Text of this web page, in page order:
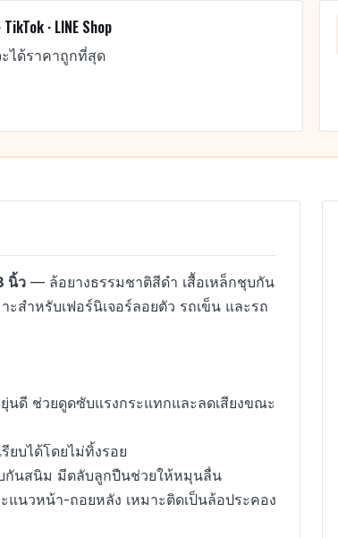
· LINE Shop
ได้ราคาถูกที่สุด
นิ้ว— ล้อยางธรรมชาติสีดำ เสื้อเหล็กชุบกัน
สำหรับเฟอร์นิเจอร์ลอยตัว รถเข็น และรถ
นดี ช่วยดูดซับแรงกระแทกและลดเสียงขณะ
ยบได้โดยไม่ทิ้งรอย
กันสนิม มีตลับลูกปืนช่วยให้หมุนลื่น
แนวหน้า-ถอยหลัง เหมาะติดเป็นล้อประคอง